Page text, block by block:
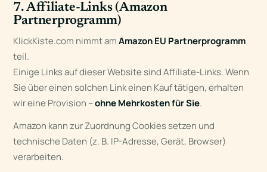
7. Affiliate-Links (Amazon
Partnerprogramm)
KlickKiste.com nimmt amAmazon EU Partnerprogramm
teil.
Einige Links auf dieser Website sind Affiliate-Links. Wenn
Sie über einen solchen Link einen Kauf tätigen, erhalten
wir eine Provision –ohne Mehrkosten für Sie.
Amazon kann zur Zuordnung Cookies setzen und
technische Daten (z. B. IP-Adresse, Gerät, Browser)
verarbeiten.